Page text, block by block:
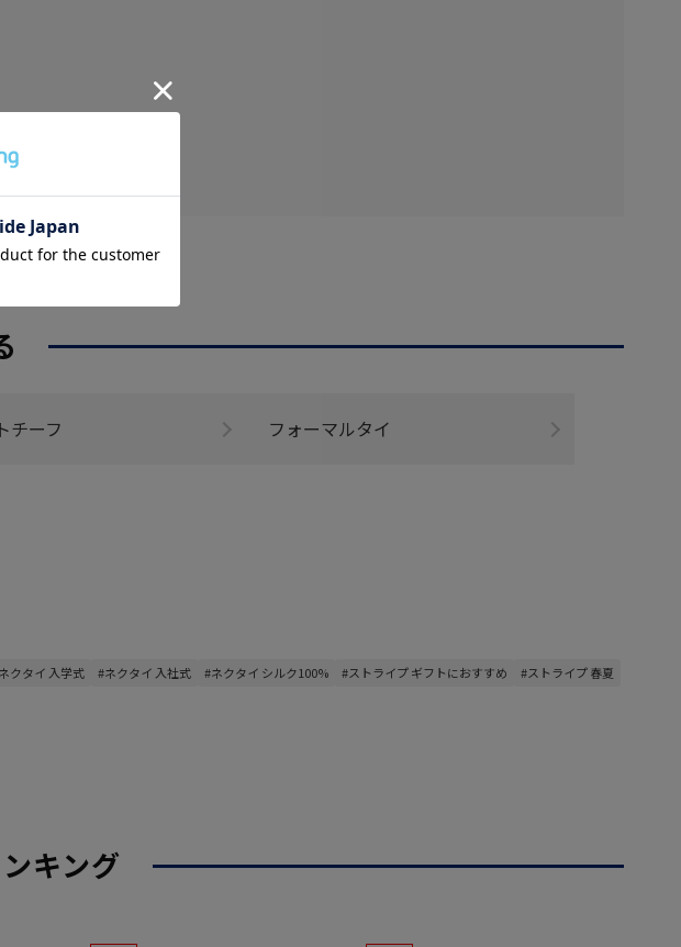
チーフ フォーマルタイ
クタイ 入学式 #ネクタイ 入社式 #ネクタイ シルク100% #ストライプ ギフトにおすすめ #ストライプ 春夏
キング